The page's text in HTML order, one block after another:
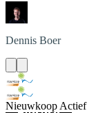
Dennis Boer
Nieuwkoop Actief